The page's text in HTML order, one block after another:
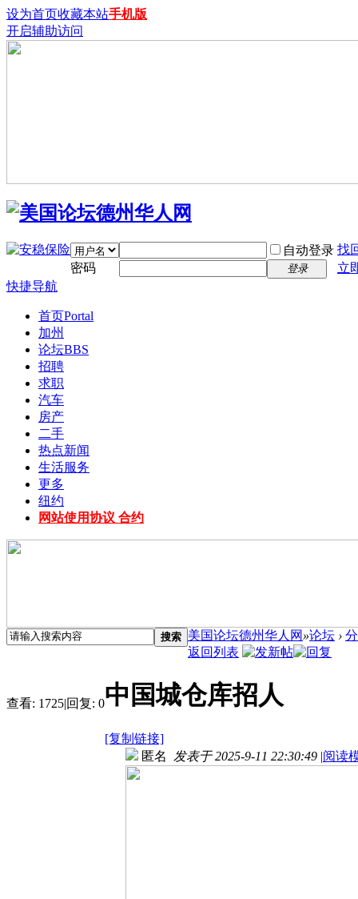
设为首页收藏本站手机版
开启辅助访问
自动登录 找
密码
登录
立
快捷导航
首页Portal
加州
论坛BBS
招聘
求职
汽车
房产
二手
热点新闻
生活服务
更多
纽约
网站使用协议 合约
搜索 美国论坛德州华人网 »论坛 ›
返回列表
查看: 1725|回复: 0中国城仓库招人
[复制链接]
匿名 发表于 2025-9-11 22:30:49 |阅读